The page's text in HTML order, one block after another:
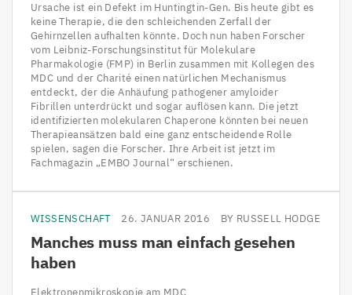
Ursache ist ein Defekt im Huntingtin-Gen. Bis heute gibt es
keine Therapie, die den schleichenden Zerfall der
Gehirnzellen aufhalten könnte. Doch nun haben Forscher
vom Leibniz-Forschungsinstitut für Molekulare
Pharmakologie (FMP) in Berlin zusammen mit Kollegen des
MDC und der Charité einen natürlichen Mechanismus
entdeckt, der die Anhäufung pathogener amyloider
Fibrillen unterdrückt und sogar auflösen kann. Die jetzt
identifizierten molekularen Chaperone könnten bei neuen
Therapieansätzen bald eine ganz entscheidende Rolle
spielen, sagen die Forscher. Ihre Arbeit ist jetzt im
Fachmagazin „EMBO Journal“ erschienen.
WISSENSCHAFT 26. JANUAR 2016 BY RUSSELL HODGE
Manches muss man einfach gesehen
haben
Elektronenmikroskopie am MDC